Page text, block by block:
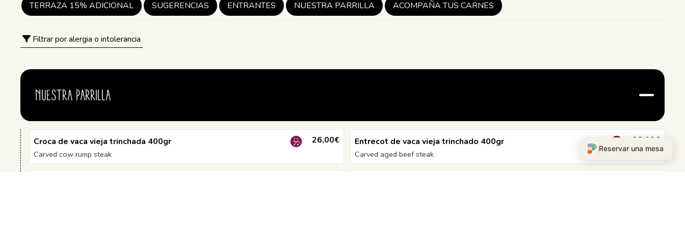
TERRAZA 15% ADICIONAL SUGERENCIAS ENTRANTES NUESTRA PARRILLA ACOMPAÑA TUS CARNES
Filtrar por alergia o intolerancia
NUESTRA PARRILLA
Croca de vaca vieja trinchada 400gr
Carved cow rump steak
26,00€ Entrecot de vaca vieja trinchado 400gr
Carved aged beef steak
28,00€
Reservar una mesa